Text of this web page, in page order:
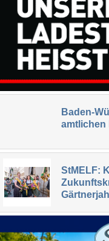
Baden-
amtlichen
StMELF: